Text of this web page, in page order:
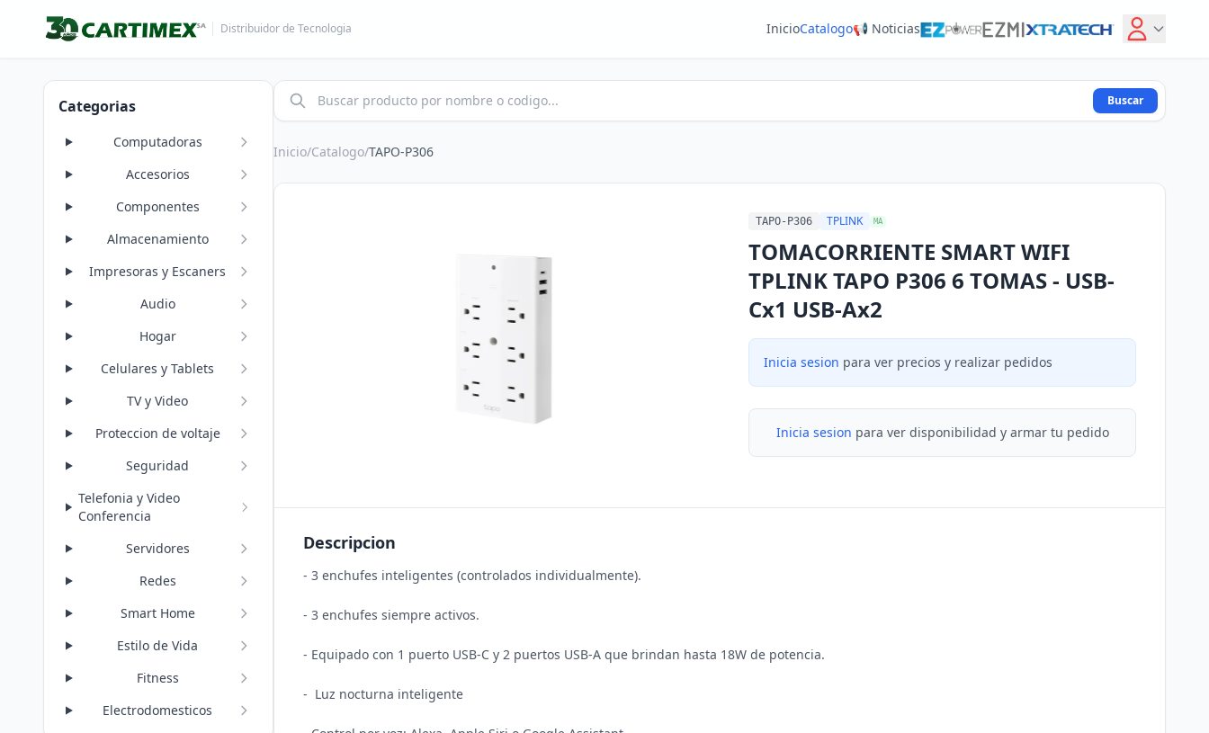
Distribuidor de Tecnologia InicioCatalogo📢 Noticias
Categorias
Computadoras
Accesorios
Componentes
Almacenamiento
Impresoras y Escaners
Audio
Hogar
Celulares y Tablets
TV y Video
Proteccion de voltaje
Seguridad
Telefonia y Video
Conferencia
Servidores
Redes
Smart Home
Estilo de Vida
Fitness
Electrodomesticos
Buscar
Inicio/Catalogo/TAPO-P306
TAPO-P306 TPLINK MA
TOMACORRIENTE SMART WIFI
TPLINK TAPO P306 6 TOMAS - USB-
Cx1 USB-Ax2
Inicia sesion para ver precios y realizar pedidos
Inicia sesion para ver disponibilidad y armar tu pedido
Descripcion
- 3 enchufes inteligentes (controlados individualmente).
- 3 enchufes siempre activos.
- Equipado con 1 puerto USB-C y 2 puertos USB-A que brindan hasta 18W de potencia.
-  Luz nocturna inteligente